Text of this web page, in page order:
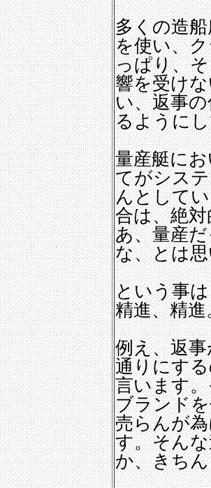
多くの造
を使い、
っぱり、
響を受け
い、返事
るように
量産艇に
てがシス
んとして
合は、絶
あ、量産
な、とは
という事
精進、精進
例え、返
通りにす
言います
ブランド
売らんが
す。そん
か、きち